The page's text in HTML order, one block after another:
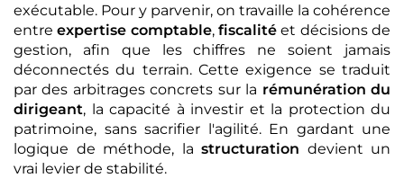
exécutable. Pour y parvenir, on travaille la cohérence
entreexpertise comptable,fiscalité et décisions de
gestion, afin que les chiffres ne soient jamais
déconnectés du terrain. Cette exigence se traduit
par des arbitrages concrets sur la rémunération du
dirigeant, la capacité à investir et la protection du
patrimoine, sans sacrifier l'agilité. En gardant une
logique de méthode, la structuration devient un
vrai levier de stabilité.